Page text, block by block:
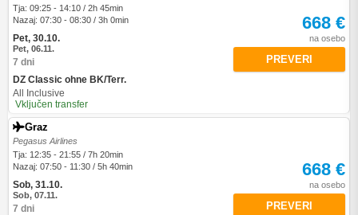
Tja: 09:25 - 14:10 / 2h 45min
Nazaj: 07:30 - 08:30 / 3h 0min
Pet, 30.10.
Pet, 06.11.
7 dni
DZ Classic ohne BK/Terr.
All Inclusive
Vključen transfer
668 €
na osebo
PREVERI
Graz
Pegasus Airlines
Tja: 12:35 - 21:55 / 7h 20min
Nazaj: 07:50 - 11:30 / 5h 40min
Sob, 31.10.
Sob, 07.11.
7 dni
668 €
na osebo
PREVERI